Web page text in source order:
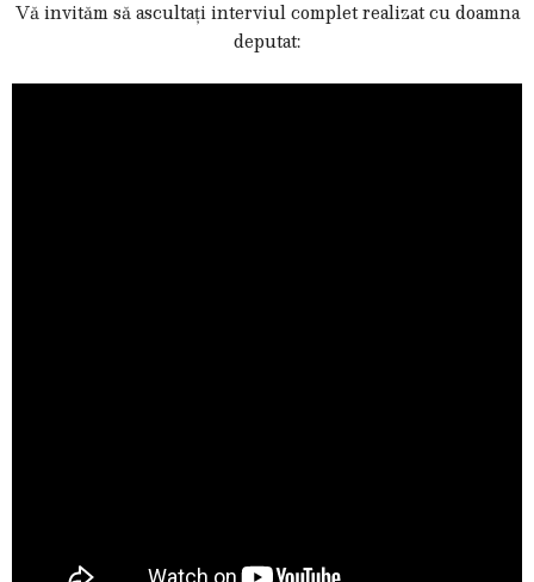
Vă invităm să ascultați interviul complet realizat cu doamna
deputat: